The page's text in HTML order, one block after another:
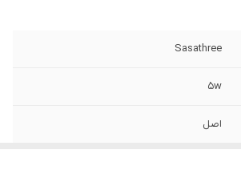
Sasathree
5w
اصل